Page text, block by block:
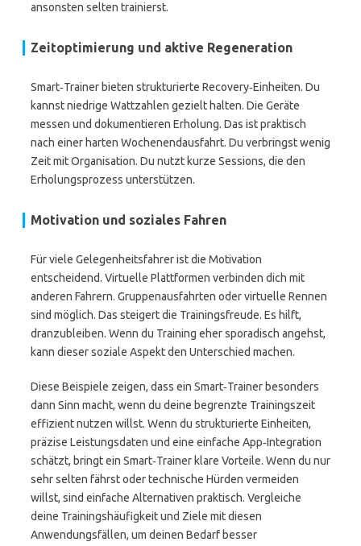
ansonsten selten trainierst.
Zeitoptimierung und aktive Regeneration
Smart‑Trainer bieten strukturierte Recovery‑Einheiten. Du
kannst niedrige Wattzahlen gezielt halten. Die Geräte
messen und dokumentieren Erholung. Das ist praktisch
nach einer harten Wochenendausfahrt. Du verbringst wenig
Zeit mit Organisation. Du nutzt kurze Sessions, die den
Erholungsprozess unterstützen.
Motivation und soziales Fahren
Für viele Gelegenheitsfahrer ist die Motivation
entscheidend. Virtuelle Plattformen verbinden dich mit
anderen Fahrern. Gruppenausfahrten oder virtuelle Rennen
sind möglich. Das steigert die Trainingsfreude. Es hilft,
dranzubleiben. Wenn du Training eher sporadisch angehst,
kann dieser soziale Aspekt den Unterschied machen.
Diese Beispiele zeigen, dass ein Smart‑Trainer besonders
dann Sinn macht, wenn du deine begrenzte Trainingszeit
effizient nutzen willst. Wenn du strukturierte Einheiten,
präzise Leistungsdaten und eine einfache App‑Integration
schätzt, bringt ein Smart‑Trainer klare Vorteile. Wenn du nur
sehr selten fährst oder technische Hürden vermeiden
willst, sind einfache Alternativen praktisch. Vergleiche
deine Trainingshäufigkeit und Ziele mit diesen
Anwendungsfällen, um deinen Bedarf besser